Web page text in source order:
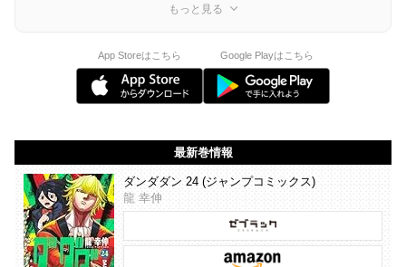
もっと見る
App Storeはこちら Google Playはこちら
最新巻情報
ダンダダン 24 (ジャンプコミックス)
龍 幸伸